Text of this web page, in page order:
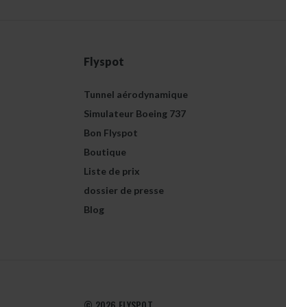
Flyspot
Tunnel aérodynamique
Simulateur Boeing 737
Bon Flyspot
Boutique
Liste de prix
dossier de presse
Blog